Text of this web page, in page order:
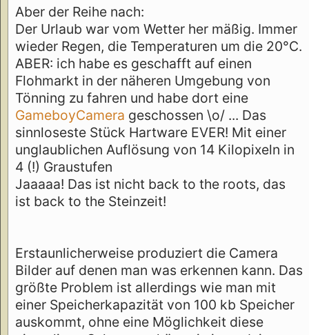
Aber der Reihe nach:
Der Urlaub war vom Wetter her mäßig. Immer
wieder Regen, die Temperaturen um die 20°C.
ABER: ich habe es geschafft auf einen
Flohmarkt in der näheren Umgebung von
Tönning zu fahren und habe dort eine
GameboyCamera geschossen \o/ ... Das
sinnloseste Stück Hartware EVER! Mit einer
unglaublichen Auflösung von 14 Kilopixeln in
4 (!) Graustufen
Jaaaaa! Das ist nicht back to the roots, das
ist back to the Steinzeit!
Erstaunlicherweise produziert die Camera
Bilder auf denen man was erkennen kann. Das
größte Problem ist allerdings wie man mit
einer Speicherkapazität von 100 kb Speicher
auskommt, ohne eine Möglichkeit diese